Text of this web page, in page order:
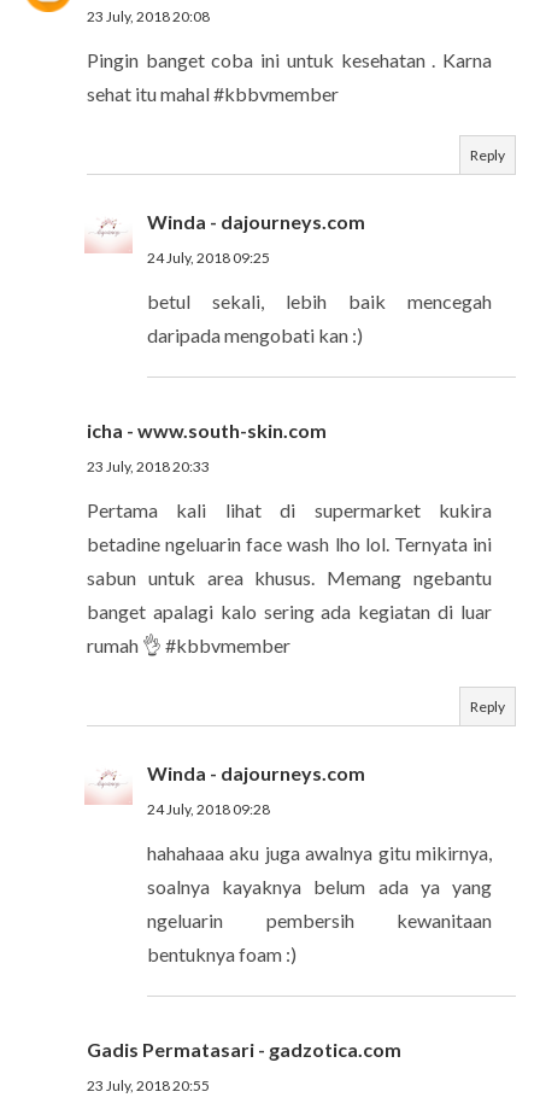
23 July, 2018 20:08
Pingin banget coba ini untuk kesehatan . Karna
sehat itu mahal #kbbvmember
Reply
Winda - dajourneys.com
24 July, 2018 09:25
betul sekali, lebih baik mencegah
daripada mengobati kan :)
icha - www.south-skin.com
23 July, 2018 20:33
Pertama kali lihat di supermarket kukira
betadine ngeluarin face wash lho lol. Ternyata ini
sabun untuk area khusus. Memang ngebantu
banget apalagi kalo sering ada kegiatan di luar
rumah 👌 #kbbvmember
Reply
Winda - dajourneys.com
24 July, 2018 09:28
hahahaaa aku juga awalnya gitu mikirnya,
soalnya kayaknya belum ada ya yang
ngeluarin pembersih kewanitaan
bentuknya foam :)
Gadis Permatasari - gadzotica.com
23 July, 2018 20:55